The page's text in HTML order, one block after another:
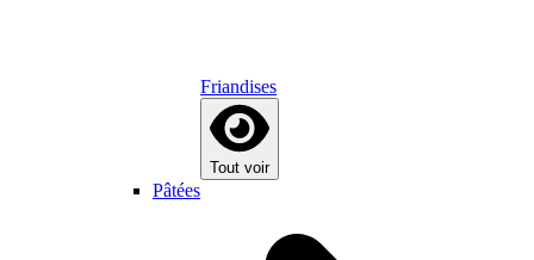
Friandises
Tout voir
Pâtées